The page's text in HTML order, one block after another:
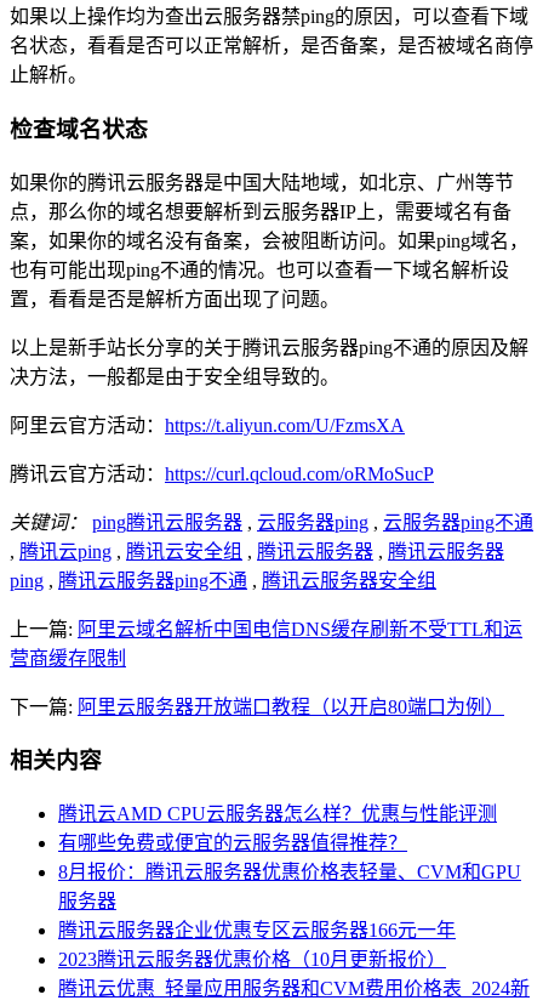
如果以上操作均为查出云服务器禁ping的原因，可以查看下域
名状态，看看是否可以正常解析，是否备案，是否被域名商停
止解析。
检查域名状态
如果你的腾讯云服务器是中国大陆地域，如北京、广州等节
点，那么你的域名想要解析到云服务器IP上，需要域名有备
案，如果你的域名没有备案，会被阻断访问。如果ping域名，
也有可能出现ping不通的情况。也可以查看一下域名解析设
置，看看是否是解析方面出现了问题。
以上是新手站长分享的关于腾讯云服务器ping不通的原因及解
决方法，一般都是由于安全组导致的。
阿里云官方活动： https://t.aliyun.com/U/FzmsXA
腾讯云官方活动： https://curl.qcloud.com/oRMoSucP
关键词： ping腾讯云服务器 , 云服务器ping , 云服务器ping不通
, 腾讯云ping , 腾讯云安全组 , 腾讯云服务器 , 腾讯云服务器
ping , 腾讯云服务器ping不通 , 腾讯云服务器安全组
上一篇: 阿里云域名解析中国电信DNS缓存刷新不受TTL和运
营商缓存限制
下一篇: 阿里云服务器开放端口教程（以开启80端口为例）
相关内容
腾讯云AMD CPU云服务器怎么样？优惠与性能评测
有哪些免费或便宜的云服务器值得推荐？
8月报价：腾讯云服务器优惠价格表轻量、CVM和GPU
服务器
腾讯云服务器企业优惠专区云服务器166元一年
2023腾讯云服务器优惠价格（10月更新报价）
腾讯云优惠_轻量应用服务器和CVM费用价格表_2024新